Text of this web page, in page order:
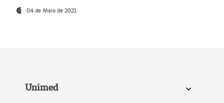
04 de Maio de 2021
Unimed